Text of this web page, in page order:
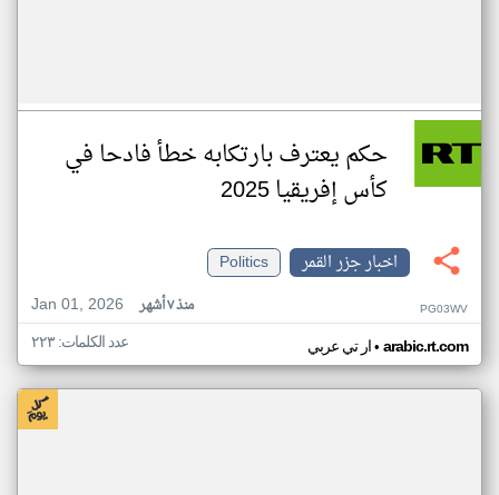
حكم يعترف بارتكابه خطأ فادحا في
كأس إفريقيا 2025
اخبار جزر القمر
Politics
Jan 01, 2026
منذ ٧ أشهر PG03WV
ار تي عربي• arabic.rt.com عدد الكلمات: ٢٢٣